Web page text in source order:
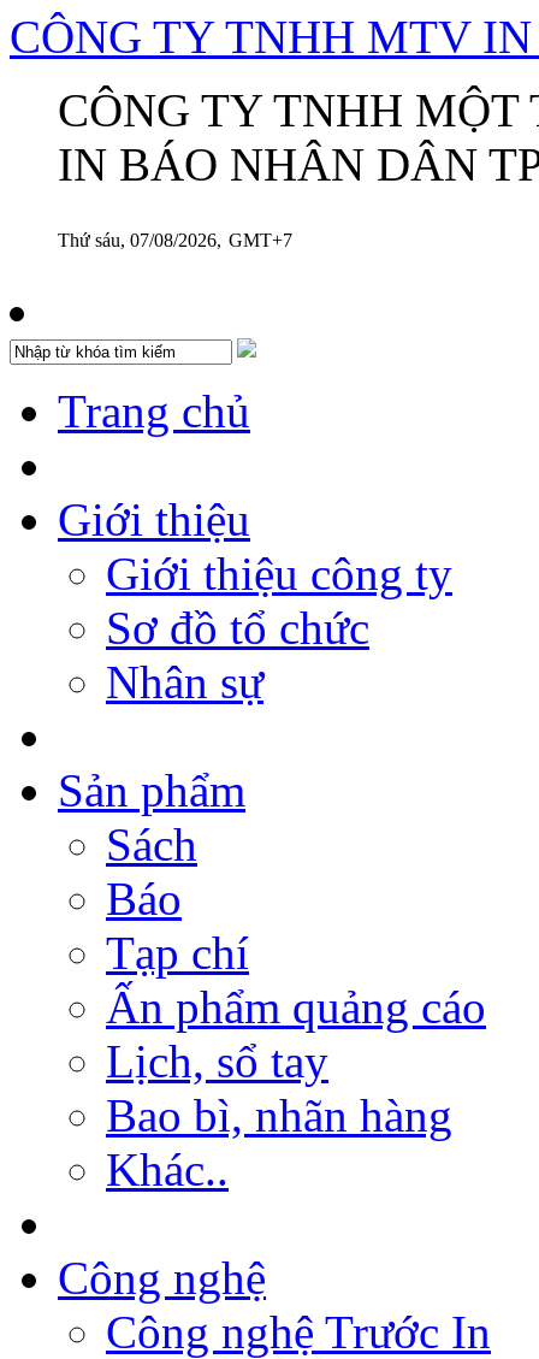
CÔNG TY TNHH MTV
CÔNG TY TNHH
IN BÁO NHÂN DÂN
Thứ sáu, 07/08/2026, GMT+7
Trang chủ
Giới thiệu
Giới thiệu công ty
Sơ đồ tổ chức
Nhân sự
Sản phẩm
Sách
Báo
Tạp chí
Ấn phẩm quảng cáo
Lịch, sổ tay
Bao bì, nhãn hàng
Khác..
Công nghệ
Công nghệ Trước In